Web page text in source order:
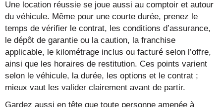
Une location réussie se joue aussi au comptoir et autour
du véhicule. Même pour une courte durée, prenez le
temps de vérifier le contrat, les conditions d’assurance,
le dépôt de garantie ou la caution, la franchise
applicable, le kilométrage inclus ou facturé selon l’offre,
ainsi que les horaires de restitution. Ces points varient
selon le véhicule, la durée, les options et le contrat ;
mieux vaut les valider clairement avant de partir.
Gardez aussi en tête que toute personne amenée à